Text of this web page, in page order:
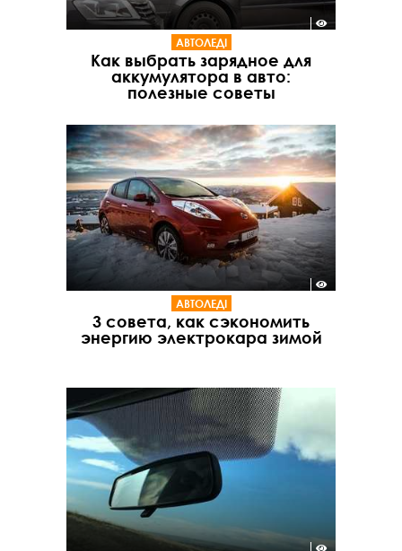
АВТОЛЕДІ
Как выбрать зарядное для
аккумулятора в авто:
полезные советы
АВТОЛЕДІ
3 совета, как сэкономить
энергию электрокара зимой